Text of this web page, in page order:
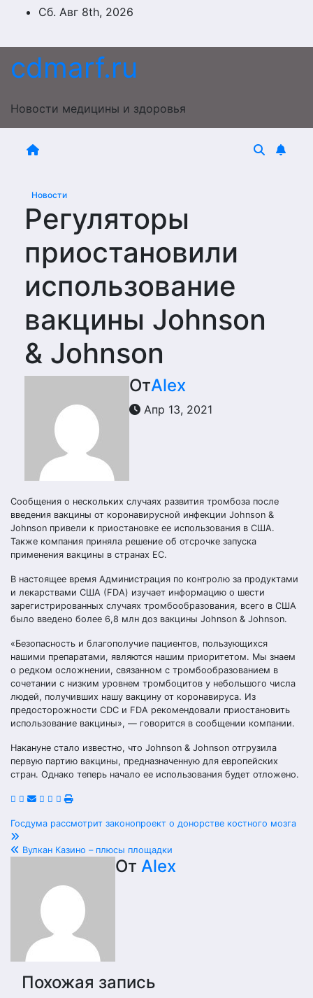
ПерейтиСб. Авг 8th, 2026
cdmarf.ru
Новости медицины и здоровья
Новости
Регуляторы
приостановили
использование
вакцины Johnson
& Johnson
ОтAlex
Апр 13, 2021
Сообщения о нескольких случаях развития тромбоза после
введения вакцины от коронавирусной инфекции Johnson &
Johnson привели к приостановке ее использования в США.
Также компания приняла решение об отсрочке запуска
применения вакцины в странах ЕС.
В настоящее время Администрация по контролю за продуктами
и лекарствами США (FDA) изучает информацию о шести
зарегистрированных случаях тромбообразования, всего в США
было введено более 6,8 млн доз вакцины Johnson & Johnson.
«Безопасность и благополучие пациентов, пользующихся
нашими препаратами, являются нашим приоритетом. Мы знаем
о редком осложнении, связанном с тромбообразованием в
сочетании с низким уровнем тромбоцитов у небольшого числа
людей, получивших нашу вакцину от коронавируса. Из
предосторожности CDC и FDA рекомендовали приостановить
использование вакцины», — говорится в сообщении компании.
Накануне стало известно, что Johnson & Johnson отгрузила
первую партию вакцины, предназначенную для европейских
стран. Однако теперь начало ее использования будет отложено.
Навигация
по
записям
Госдума рассмотрит законопроект о донорстве костного мозга
Вулкан Казино – плюсы площадки
От Alex
Похожая запись